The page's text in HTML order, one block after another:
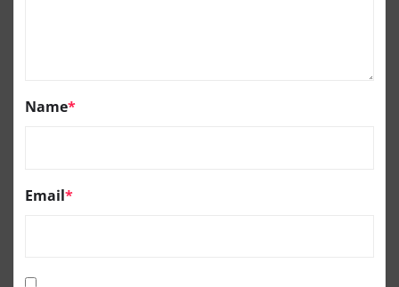
Name*
Email*